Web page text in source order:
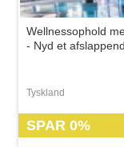
Wellnessophold
- Nyd et
Tyskland
SPAR 0%